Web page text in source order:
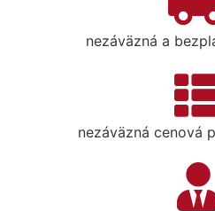
nezáväzná a
nezáväzná cenová